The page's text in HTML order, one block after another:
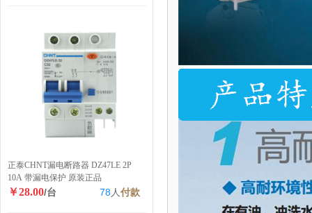
正泰CHNT漏电断路器 DZ47LE 2P
10A 带漏电保护 原装正品
￥28.00/台 78 人付款